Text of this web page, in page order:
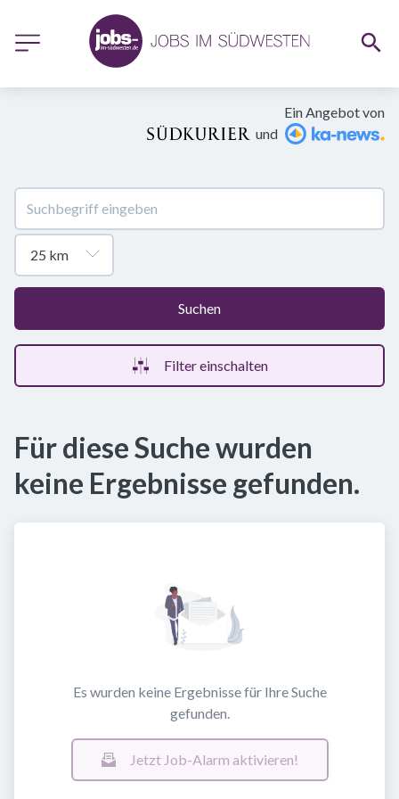
Ein Angebot von
und
Suchen
Filter einschalten
Für diese Suche wurden
keine Ergebnisse gefunden.
Es wurden keine Ergebnisse für Ihre Suche
gefunden.
Jetzt Job-Alarm aktivieren!